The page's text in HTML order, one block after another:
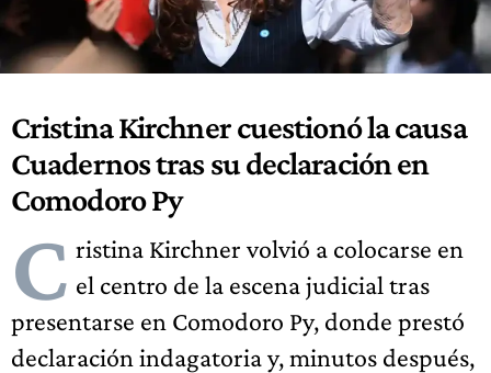
Cristina Kirchner cuestionó la causa
Cuadernos tras su declaración en
Comodoro Py
C ristina Kirchner volvió a colocarse en
el centro de la escena judicial tras
presentarse en Comodoro Py, donde prestó
declaración indagatoria y, minutos después,